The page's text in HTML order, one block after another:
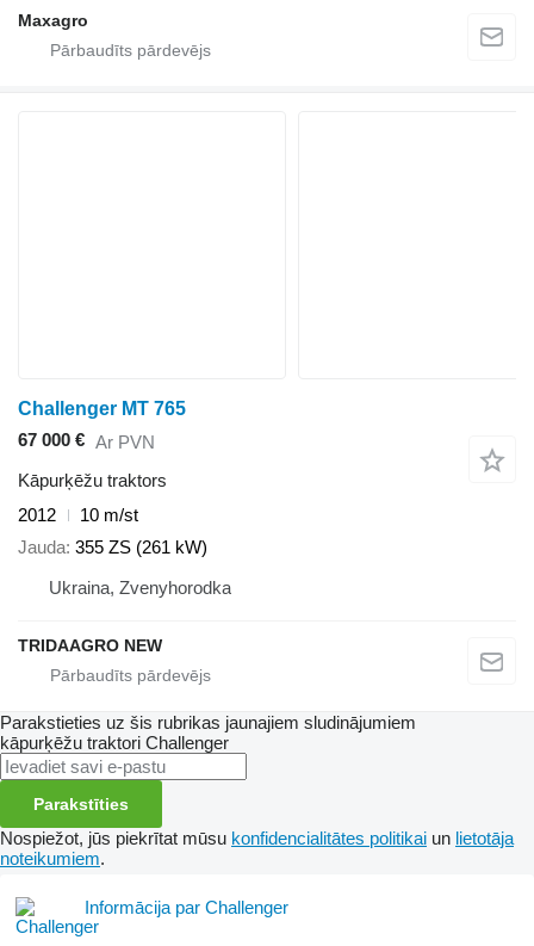
Maxagro
Challenger MT 765
67 000 € Ar PVN
Kāpurķēžu traktors
2012
10 m/st
Jauda 355 ZS (261 kW)
Ukraina, Zvenyhorodka
TRIDAAGRO NEW
Parakstieties uz šis rubrikas jaunajiem sludinājumiem
kāpurķēžu traktori Challenger
Parakstīties
Nospiežot, jūs piekrītat mūsu konfidencialitātes politikai un lietotāja
noteikumiem.
Informācija par Challenger